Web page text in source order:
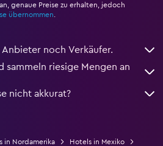
genaue Preise zu erhalten, jedoch
übernommen
noch Verkäufer.
sammeln riesige Mengen an
nicht akkurat?
in Nordamerika
Hotels in Mexiko